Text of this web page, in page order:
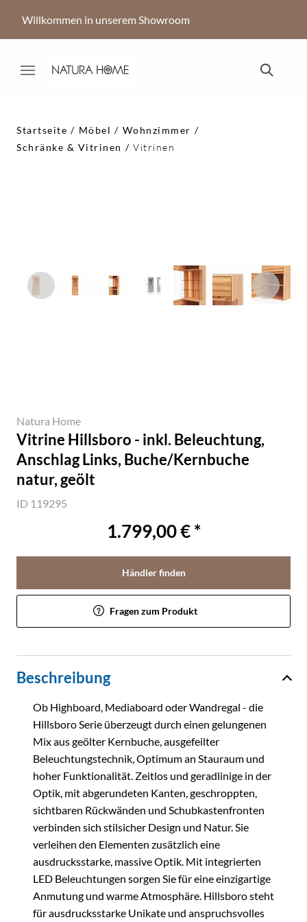
Willkommen in unserem Showroom
Startseite Möbel
Wohnzimmer
Schränke & Vitrinen
Vitrinen
Natura Home
Vitrine Hillsboro - inkl. Beleuchtung,
Anschlag Links, Buche/Kernbuche
natur, geölt
ID 119295
1.799,00 € *
Händler finden
Fragen zum Produkt
Beschreibung
Ob Highboard, Mediaboard oder Wandregal - die
Hillsboro Serie überzeugt durch einen gelungenen
Mix aus geölter Kernbuche, ausgefeilter
Beleuchtungstechnik, Optimum an Stauraum und
hoher Funktionalität. Zeitlos und geradlinige in der
Optik, mit abgerundeten Kanten, geschroppten,
sichtbaren Rückwänden und Schubkastenfronten
verbinden sich stilsicher Design und Natur. Sie
verleihen den Elementen zusätzlich eine
ausdrucksstarke, massive Optik. Mit integrierten
LED Beleuchtungen sorgen Sie für eine einzigartige
Anmutung und warme Atmosphäre. Hillsboro steht
für ausdrucksstarke Unikate und anspruchsvolles